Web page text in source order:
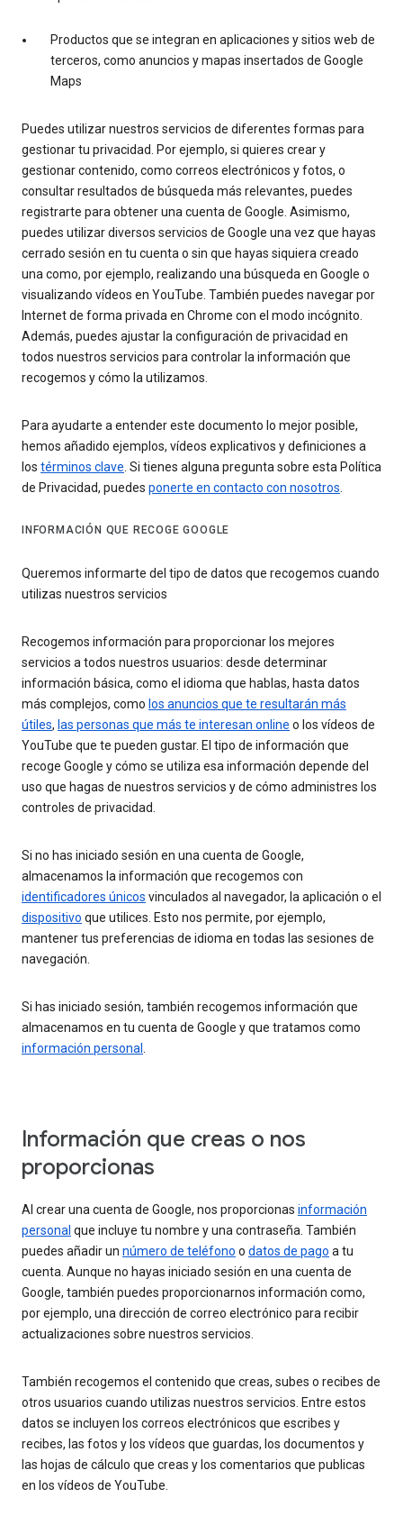
Productos que se integran en aplicaciones y sitios web de
terceros, como anuncios y mapas insertados de Google
Maps
Puedes utilizar nuestros servicios de diferentes formas para
gestionar tu privacidad. Por ejemplo, si quieres crear y
gestionar contenido, como correos electrónicos y fotos, o
consultar resultados de búsqueda más relevantes, puedes
registrarte para obtener una cuenta de Google. Asimismo,
puedes utilizar diversos servicios de Google una vez que hayas
cerrado sesión en tu cuenta o sin que hayas siquiera creado
una como, por ejemplo, realizando una búsqueda en Google o
visualizando vídeos en YouTube. También puedes navegar por
Internet de forma privada en Chrome con el modo incógnito.
Además, puedes ajustar la configuración de privacidad en
todos nuestros servicios para controlar la información que
recogemos y cómo la utilizamos.
Para ayudarte a entender este documento lo mejor posible,
hemos añadido ejemplos, vídeos explicativos y definiciones a
los términos clave. Si tienes alguna pregunta sobre esta Política
de Privacidad, puedes ponerte en contacto con nosotros.
INFORMACIÓN QUE RECOGE GOOGLE
Queremos informarte del tipo de datos que recogemos cuando
utilizas nuestros servicios
Recogemos información para proporcionar los mejores
servicios a todos nuestros usuarios: desde determinar
información básica, como el idioma que hablas, hasta datos
más complejos, como los anuncios que te resultarán más
útiles, las personas que más te interesan online o los vídeos de
YouTube que te pueden gustar. El tipo de información que
recoge Google y cómo se utiliza esa información depende del
uso que hagas de nuestros servicios y de cómo administres los
controles de privacidad.
Si no has iniciado sesión en una cuenta de Google,
almacenamos la información que recogemos con
identificadores únicos vinculados al navegador, la aplicación o el
dispositivo que utilices. Esto nos permite, por ejemplo,
mantener tus preferencias de idioma en todas las sesiones de
navegación.
Si has iniciado sesión, también recogemos información que
almacenamos en tu cuenta de Google y que tratamos como
información personal.
Información que creas o nos
proporcionas
Al crear una cuenta de Google, nos proporcionas información
personal que incluye tu nombre y una contraseña. También
puedes añadir un número de teléfono o datos de pago a tu
cuenta. Aunque no hayas iniciado sesión en una cuenta de
Google, también puedes proporcionarnos información como,
por ejemplo, una dirección de correo electrónico para recibir
actualizaciones sobre nuestros servicios.
También recogemos el contenido que creas, subes o recibes de
otros usuarios cuando utilizas nuestros servicios. Entre estos
datos se incluyen los correos electrónicos que escribes y
recibes, las fotos y los vídeos que guardas, los documentos y
las hojas de cálculo que creas y los comentarios que publicas
en los vídeos de YouTube.